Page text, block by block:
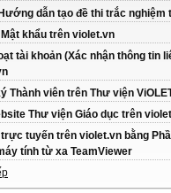
dẫn tạo đề thi trắc nghiệm
Mật khẩu trên violet.vn
tài khoản (Xác nhận thông tin
Thành viên trên Thư viện
Thư viện Giáo dục trên
tuyến trên violet.vn bằng
tính từ xa TeamViewer